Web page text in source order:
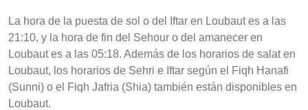
La hora de la puesta de sol o del Iftar en Loubaut es a las
21:10, y la hora de fin del Sehour o del amanecer en
Loubaut es a las 05:18. Además de los horarios de salat en
Loubaut, los horarios de Sehri e Iftar según el Fiqh Hanafi
(Sunni) o el Fiqh Jafria (Shia) también están disponibles en
Loubaut.